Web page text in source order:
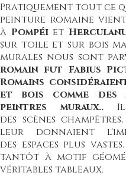
Pratiquement tout ce
peinture romaine
à Pompéiet
sur toile et sur bois
murales nous sont
romain fut Fabius
Romains
et bois comme des
peintres muraux..
des scènes champêtres
leur donnaient
des espaces plus vastes
tantôt à motif
véritables tableaux.